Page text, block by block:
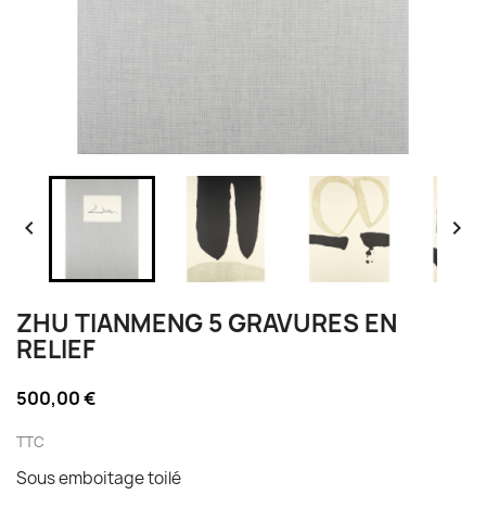
 
ZHU TIANMENG 5 GRAVURES EN
RELIEF
500,00 €
TTC
Sous emboitage toilé